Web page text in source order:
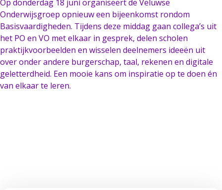
Op donderdag 18 juni organiseert de Veluwse
Onderwijsgroep opnieuw een bijeenkomst rondom
Basisvaardigheden. Tijdens deze middag gaan collega’s uit
het PO en VO met elkaar in gesprek, delen scholen
praktijkvoorbeelden en wisselen deelnemers ideeën uit
over onder andere burgerschap, taal, rekenen en digitale
geletterdheid. Een mooie kans om inspiratie op te doen én
van elkaar te leren.